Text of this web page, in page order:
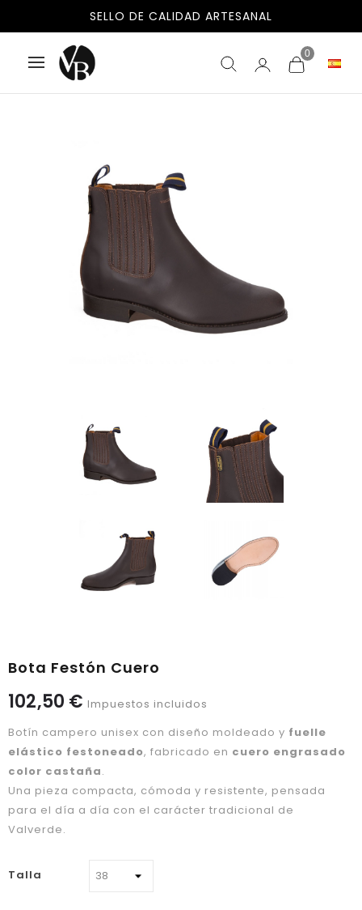
SELLO DE CALIDAD ARTESANAL
ENVÍOS GRATIS A ESPAÑA Y PORTUGAL
0
Bota Festón Cuero
102,50 € Impuestos incluidos
Botín campero unisex con diseño moldeado y fuelle
elástico festoneado, fabricado en cuero engrasado
color castaña.
Una pieza compacta, cómoda y resistente, pensada
para el día a día con el carácter tradicional de
Valverde.
Talla